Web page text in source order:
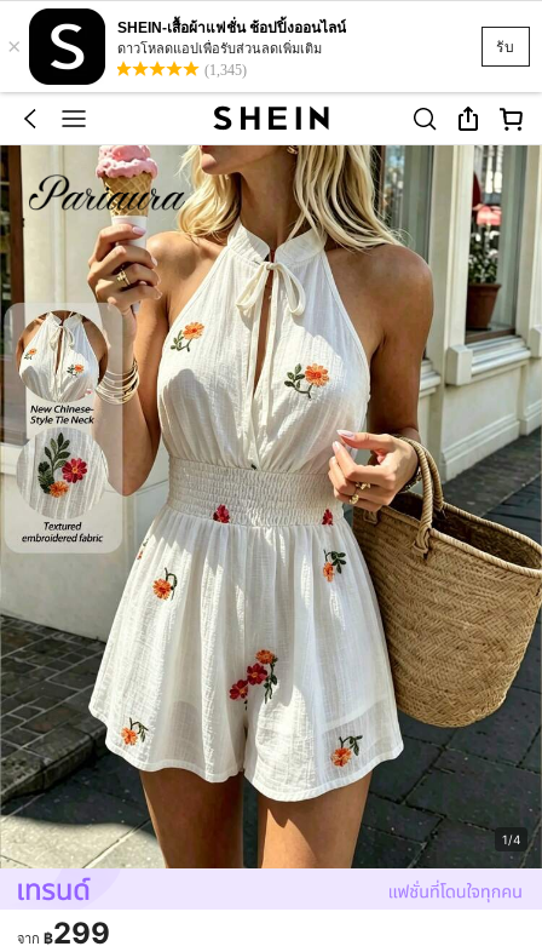
รับ
×
SHEIN-เสื้อผ้าแฟชั่น ช้อปปิ้งออนไลน์
ดาวโหลดแอปเพื่อรับส่วนลดเพิ่มเติม
(1,345)
1/4
จาก ฿299